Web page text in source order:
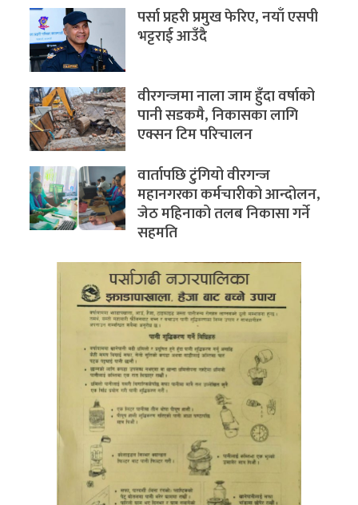
पर्सा प्रहरी प्रमुख फेरिए, नयाँ एसपी
भट्टराई आउँदै
वीरगन्जमा नाला जाम हुँदा वर्षाको
पानी सडकमै, निकासका लागि
एक्सन टिम परिचालन
वार्तापछि टुंगियो वीरगन्ज
महानगरका कर्मचारीको आन्दोलन,
जेठ महिनाको तलब निकासा गर्ने
सहमति